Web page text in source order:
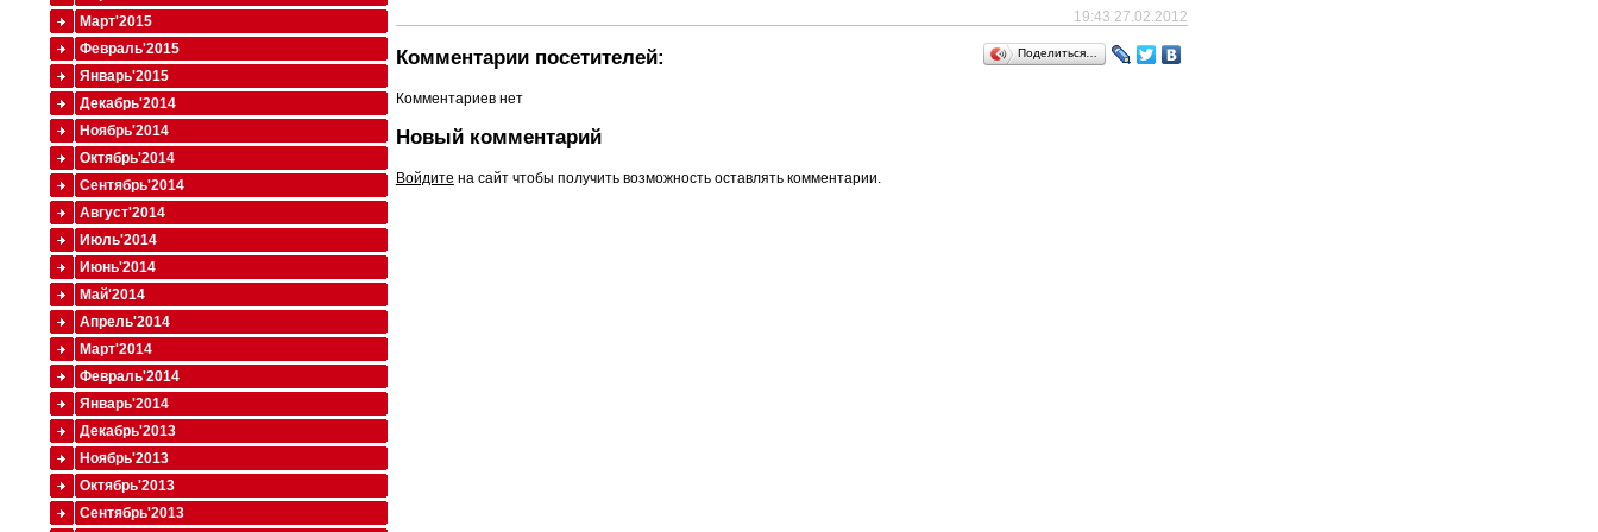
19:43 27.02.2012
Поделиться…
Комментарии посетителей:
Комментариев нет
Новый комментарий
Войдите на сайт чтобы получить возможность оставлять комментарии.
Март'2015
Февраль'2015
Январь'2015
Декабрь'2014
Ноябрь'2014
Октябрь'2014
Сентябрь'2014
Август'2014
Июль'2014
Июнь'2014
Май'2014
Апрель'2014
Март'2014
Февраль'2014
Январь'2014
Декабрь'2013
Ноябрь'2013
Октябрь'2013
Сентябрь'2013